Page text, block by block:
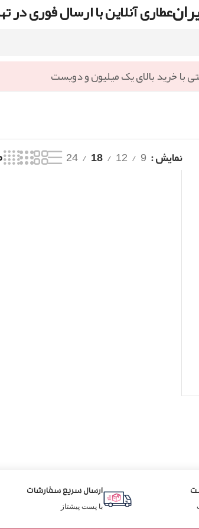
عطاری آنلاین با ارسال فوری در
با خرید بالای یک میلیون و دویست
نمایش 9
12
18
24
ارسال سریع سفارشات
با پست پیشتاز